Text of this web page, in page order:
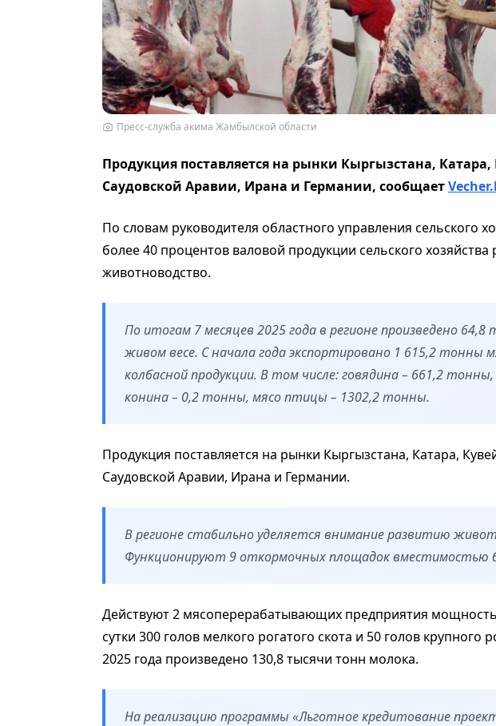
Пресс-служба акима Жамбылской области
Продукция поставляется на рынки Кыргызстана,
Саудовской Аравии, Ирана и Германии, сообщает
По словам руководителя областного управления сельского
более 40 процентов валовой продукции сельского хозяйства
животноводство.
По итогам 7 месяцев 2025 года в регионе произведено
живом весе. С начала года экспортировано 1 615,2 тонны
колбасной продукции. В том числе: говядина – 661,2
конина – 0,2 тонны, мясо птицы – 1302,2 тонны.
Продукция поставляется на рынки Кыргызстана, Катара,
Саудовской Аравии, Ирана и Германии.
В регионе стабильно уделяется внимание развитию
Функционируют 9 откормочных площадок вместимостью
Действуют 2 мясоперерабатывающих предприятия
сутки 300 голов мелкого рогатого скота и 50 голов крупного
2025 года произведено 130,8 тысячи тонн молока.
На реализацию программы «Льготное кредитование